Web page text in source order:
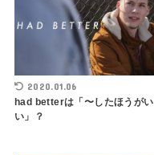
2020.01.06
had betterは「〜したほうがい
い」？